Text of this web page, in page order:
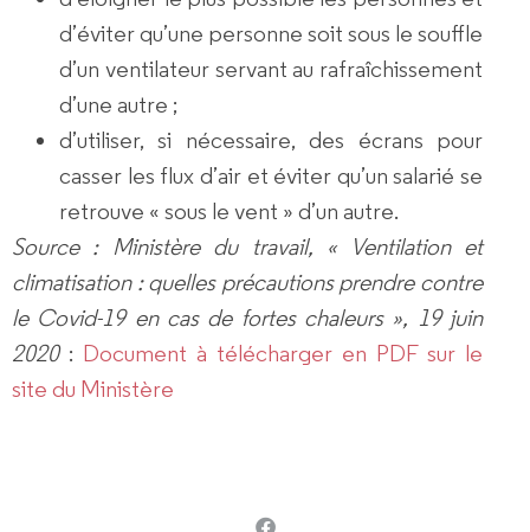
d’éviter qu’une personne soit sous le souffle
d’un ventilateur servant au rafraîchissement
d’une autre ;
d’utiliser, si nécessaire, des écrans pour
casser les flux d’air et éviter qu’un salarié se
retrouve « sous le vent » d’un autre.
Source : Ministère du travail, « Ventilation et
climatisation : quelles précautions prendre contre
le Covid-19 en cas de fortes chaleurs », 19 juin
2020: Document à télécharger en PDF sur le
site du Ministère